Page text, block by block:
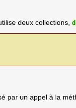
deux collections,
par un appel à la